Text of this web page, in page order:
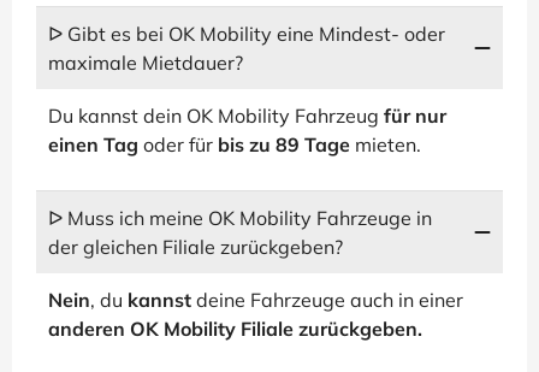
ᐅ Gibt es bei OK Mobility eine Mindest- oder
maximale Mietdauer?
Du kannst dein OK Mobility Fahrzeug für nur
einen Tag oder für bis zu 89 Tage mieten.
ᐅ Muss ich meine OK Mobility Fahrzeuge in
der gleichen Filiale zurückgeben?
Nein, du kannst deine Fahrzeuge auch in einer
anderen OK Mobility Filiale zurückgeben.